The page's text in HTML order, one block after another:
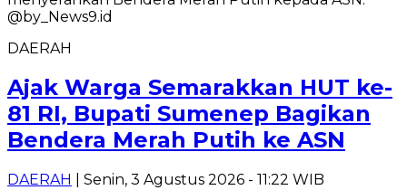
DAERAH
Ajak Warga Semarakkan HUT ke-
81 RI, Bupati Sumenep Bagikan
Bendera Merah Putih ke ASN
DAERAH
| Senin, 3 Agustus 2026 - 11:22 WIB